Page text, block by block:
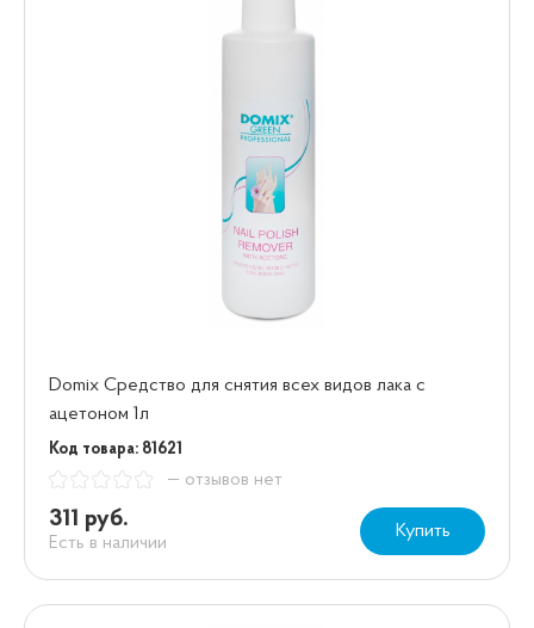
Domix Средство для снятия всех видов лака с
ацетоном 1л
Код товара: 81621
— отзывов нет
311 руб.
Есть в наличии
Купить